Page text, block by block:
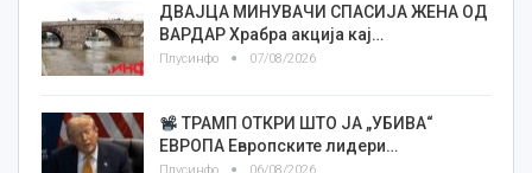
ДВАЈЦА МИНУВАЧИ СПАСИЈА ЖЕНА ОД
ВАРДАР Храбра акција кај…
Плусинфо 07/08/2026
ТРАМП ОТКРИ ШТО ЈА „УБИВА“
ЕВРОПА Европските лидери…